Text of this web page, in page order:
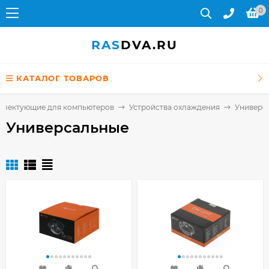
0
RASDVA.RU
КАТАЛОГ ТОВАРОВ
для компьютеров Устройства охлаждения
Универсальные